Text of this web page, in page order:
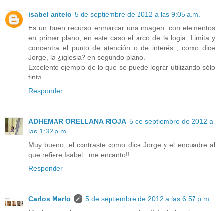
isabel antelo 5 de septiembre de 2012 a las 9:05 a.m.
Es un buen recurso enmarcar una imagen, con elementos
en primer plano, en este caso el arco de la logia. Limita y
concentra el punto de atención o de interés , como dice
Jorge, la ¿iglesia? en segundo plano.
Excelente ejemplo de lo que se puede lograr utilizando sólo
tinta.
Responder
ADHEMAR ORELLANA RIOJA 5 de septiembre de 2012 a
las 1:32 p.m.
Muy bueno, el contraste como dice Jorge y el encuadre al
que refiere Isabel...me encanto!!
Responder
Carlos Merlo
5 de septiembre de 2012 a las 6:57 p.m.